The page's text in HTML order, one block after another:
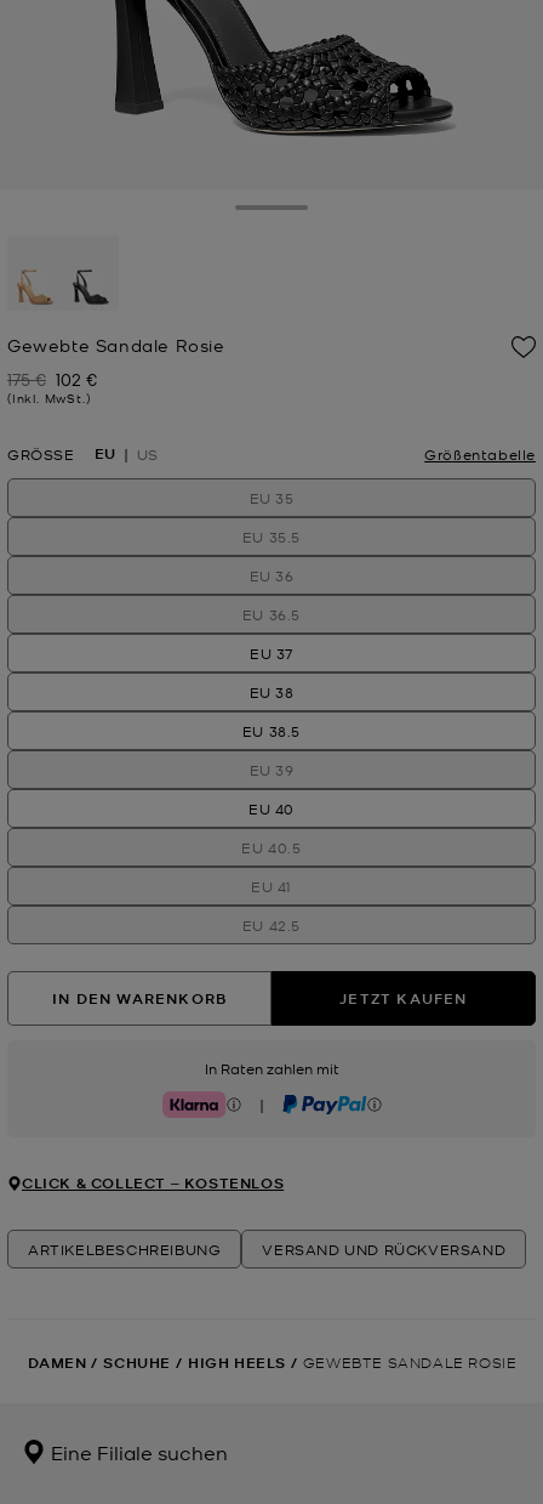
Gewebte Sandale Rosie
Zuvor
175 € Jetzt
102 €
(Inkl. MwSt.)
GRÖSSE EU US Größentabelle
EU 35
EU 35.5
EU 36
EU 36.5
EU 37
EU 38
EU 38.5
EU 39
EU 40
EU 40.5
EU 41
EU 42.5
IN DEN WARENKORB JETZT KAUFEN
In Raten zahlen mit
Klarna | PayPal
CLICK & COLLECT ‒ KOSTENLOS
ARTIKELBESCHREIBUNG VERSAND UND RÜCKVERSAND
DAMEN / SCHUHE / HIGH HEELS / GEWEBTE SANDALE ROSIE
Eine Filiale suchen